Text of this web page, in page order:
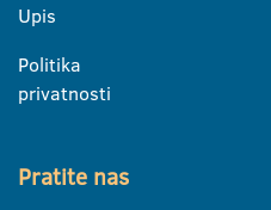
Upis
Politika
privatnosti
Pratite nas